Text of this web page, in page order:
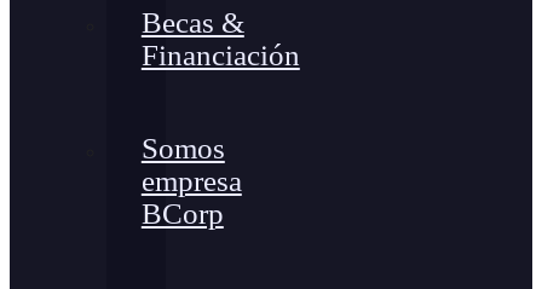
Becas &
Financiación
Somos
empresa
BCorp